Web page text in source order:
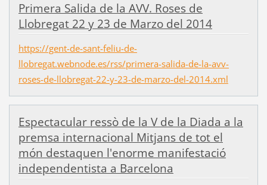
Primera Salida de la AVV. Roses de
Llobregat 22 y 23 de Marzo del 2014
https://gent-de-sant-feliu-de-
llobregat.webnode.es/rss/primera-salida-de-la-avv-
roses-de-llobregat-22-y-23-de-marzo-del-2014.xml
Espectacular ressò de la V de la Diada a la
premsa internacional Mitjans de tot el
món destaquen l'enorme manifestació
independentista a Barcelona